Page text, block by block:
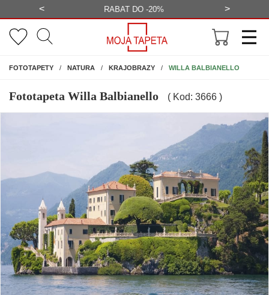
< BEZPŁATNA WIZUALIZACJA >
FOTOTAPETYNA ŚCIANĘ
NATURA KRAJOBRAZY WILLA BALBIANELLO
Fototapeta Willa Balbianello ( Kod: 3666 )